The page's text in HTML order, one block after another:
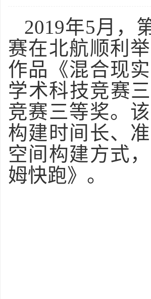
2019年5月，
赛在北航顺利
作品《混合现
学术科技竞赛
竞赛三等奖。
构建时间长、
空间构建方式
姆快跑》。